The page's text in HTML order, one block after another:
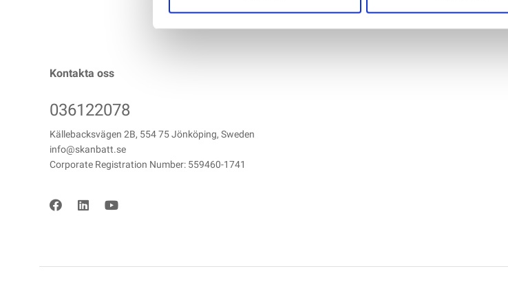
Kontakta oss
036122078
Källebacksvägen 2B, 554 75 Jönköping, Sweden
info@skanbatt.se
Corporate Registration Number: 559460-1741